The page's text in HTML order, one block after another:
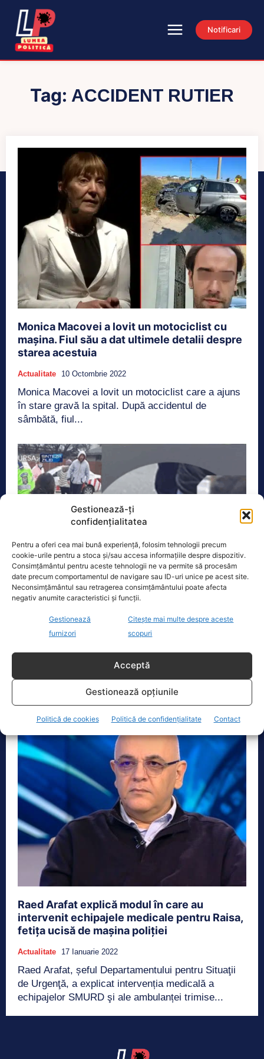
Gestionează-ți
confidențialitatea
Pentru a oferi cea mai bună experiență, folosim tehnologii precum
cookie-urile pentru a stoca și/sau accesa informațiile despre dispozitiv.
Consimțământul pentru aceste tehnologii ne va permite să procesăm
date precum comportamentul de navigare sau ID-uri unice pe acest site.
Neconsimțământul sau retragerea consimțământului poate afecta
negativ anumite caracteristici și funcții.
Gestionează
furnizori
Citește mai multe despre aceste
scopuri
Acceptă
Gestionează opțiunile
Politică de cookies Politică de confidențialitate Contact
Notificari
Tag: ACCIDENT RUTIER
Monica Macovei a lovit un motociclist cu
mașina. Fiul său a dat ultimele detalii despre
starea acestuia
Actualitate 10 Octombrie 2022
Monica Macovei a lovit un motociclist care a ajuns
în stare gravă la spital. După accidentul de
sâmbătă, fiul...
Un bărbat a amenințat că va împușca un
polițist dacă nu e arestat agentul care a lovit
17 Ianuarie 2022
Polițiștii bucureșteni fac verificări după ce un bărbat
Raed Arafat explică modul în care au
intervenit echipajele medicale pentru Raisa,
fetița ucisă de mașina poliției
Actualitate 17 Ianuarie 2022
Raed Arafat, șeful Departamentului pentru Situaţii
de Urgenţă, a explicat intervenția medicală a
echipajelor SMURD şi ale ambulanței trimise...